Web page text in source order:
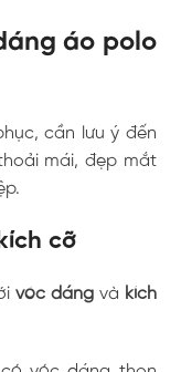
áo polo
cần lưu ý đến
mái, đẹp mắt
cỡ
vóc dángvà kích